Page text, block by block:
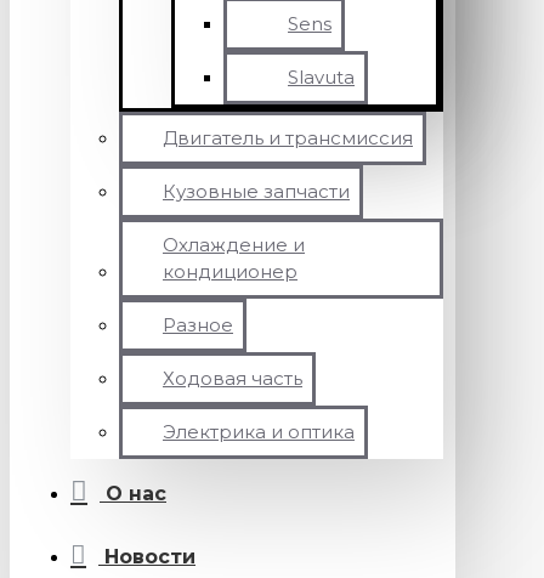
Sens
Slavuta
Двигатель и трансмиссия
Кузовные запчасти
Охлаждение и
кондиционер
Разное
Ходовая часть
Электрика и оптика
О нас
Новости